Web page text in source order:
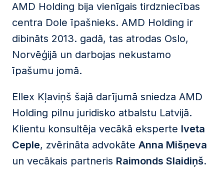
AMD Holding bija vienīgais tirdzniecības
centra Dole īpašnieks. AMD Holding ir
dibināts 2013. gadā, tas atrodas Oslo,
Norvēģijā un darbojas nekustamo
īpašumu jomā.
Ellex Kļaviņš šajā darījumā sniedza AMD
Holding pilnu juridisko atbalstu Latvijā.
Klientu konsultēja vecākā eksperte Iveta
Ceple, zvērināta advokāte Anna Mišņeva
un vecākais partneris Raimonds Slaidiņš.